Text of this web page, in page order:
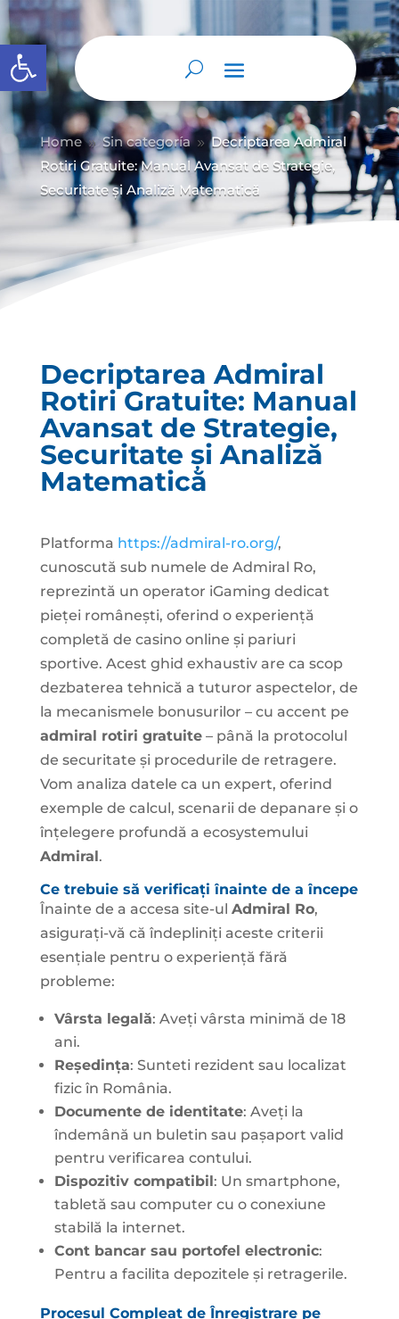
Abrir barra de herramientas
Home 9 Sin categoría 9 Decriptarea Admiral
Rotiri Gratuite: Manual Avansat de Strategie,
Securitate și Analiză Matematică
Decriptarea Admiral
Rotiri Gratuite: Manual
Avansat de Strategie,
Securitate și Analiză
Matematică
Platforma https://admiral-ro.org/,
cunoscută sub numele de Admiral Ro,
reprezintă un operator iGaming dedicat
pieței românești, oferind o experiență
completă de casino online și pariuri
sportive. Acest ghid exhaustiv are ca scop
dezbaterea tehnică a tuturor aspectelor, de
la mecanismele bonusurilor – cu accent pe
admiral rotiri gratuite– până la protocolul
de securitate și procedurile de retragere.
Vom analiza datele ca un expert, oferind
exemple de calcul, scenarii de depanare și o
înțelegere profundă a ecosystemului
Admiral.
Ce trebuie să verificați înainte de a începe
Înainte de a accesa site-ul Admiral Ro,
asigurați-vă că îndepliniți aceste criterii
esențiale pentru o experiență fără
probleme:
Vârsta legală: Aveți vârsta minimă de 18
ani.
Reședința: Sunteti rezident sau localizat
fizic în România.
Documente de identitate: Aveți la
îndemână un buletin sau pașaport valid
pentru verificarea contului.
Dispozitiv compatibil: Un smartphone,
tabletă sau computer cu o conexiune
stabilă la internet.
Cont bancar sau portofel electronic:
Pentru a facilita depozitele și retragerile.
Procesul Compleat de Înregistrare pe